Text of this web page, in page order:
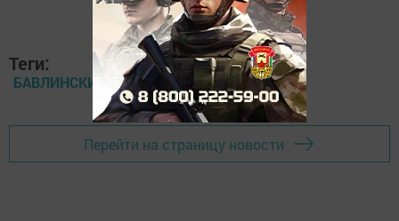
Теги:
БАВЛИНСКИЙ РАЙОН
Перейти на страницу новости